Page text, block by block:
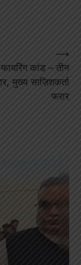
कांड – तीन
मुख्य साज़िशकर्ता
फरार
⟶